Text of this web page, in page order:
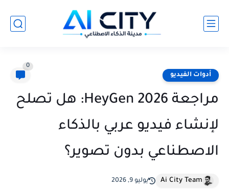
أدوات الفيديو
0
مراجعة HeyGen 2026: هل تصلح
لإنشاء فيديو عربي بالذكاء
الاصطناعي بدون تصوير؟
Ai City Team يوليو 9, 2026